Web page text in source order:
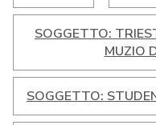
SOGGETTO:
MUZIO
SOGGETTO: